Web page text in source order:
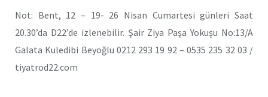
Not: Bent, 12 – 19- 26 Nisan Cumartesi günleri Saat
20.30’da D22’de izlenebilir. Şair Ziya Paşa Yokuşu No:13/A
Galata Kuledibi Beyoğlu 0212 293 19 92 – 0535 235 32 03 /
tiyatrod22.com